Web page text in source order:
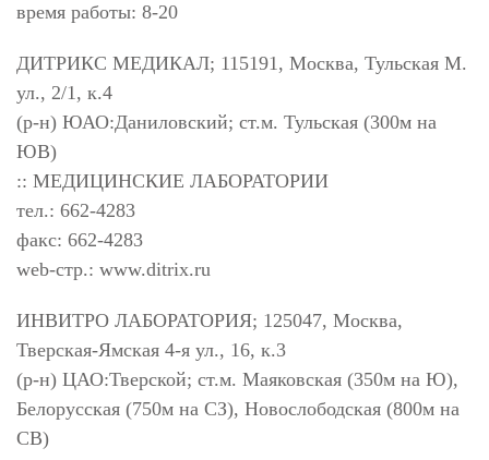
время работы: 8-20
ДИТРИКС МЕДИКАЛ; 115191, Москва, Тульская М.
ул., 2/1, к.4
(р-н) ЮАО:Даниловский; ст.м. Тульская (300м на
ЮВ)
:: МЕДИЦИНСКИЕ ЛАБОРАТОРИИ
тел.: 662-4283
факс: 662-4283
web-стр.: www.ditrix.ru
ИНВИТРО ЛАБОРАТОРИЯ; 125047, Москва,
Тверская-Ямская 4-я ул., 16, к.3
(р-н) ЦАО:Тверской; ст.м. Маяковская (350м на Ю),
Белорусская (750м на СЗ), Новослободская (800м на
СВ)